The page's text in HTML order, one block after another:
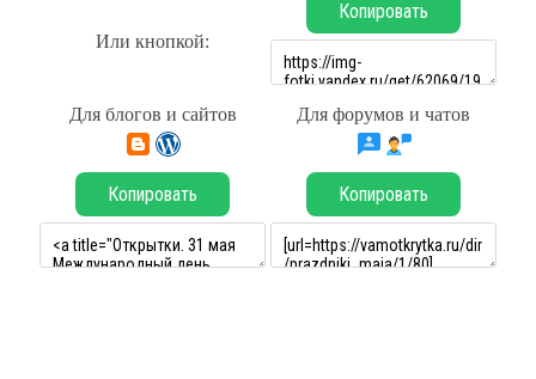
Или кнопкой:
Копировать
Для блогов и сайтов Для форумов и чатов
Копировать Копировать